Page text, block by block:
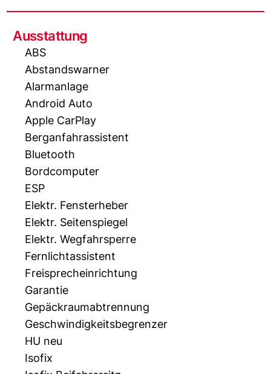
Ausstattung
ABS
Abstandswarner
Alarmanlage
Android Auto
Apple CarPlay
Berganfahrassistent
Bluetooth
Bordcomputer
ESP
Elektr. Fensterheber
Elektr. Seitenspiegel
Elektr. Wegfahrsperre
Fernlichtassistent
Freisprecheinrichtung
Garantie
Gepäckraumabtrennung
Geschwindigkeitsbegrenzer
HU neu
Isofix